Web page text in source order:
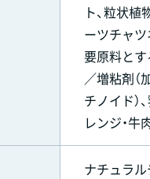
ト、粒状植
ーツチャツ
要原料とす
／増粘剤（
チノイド）
レンジ・牛
ナチュラル